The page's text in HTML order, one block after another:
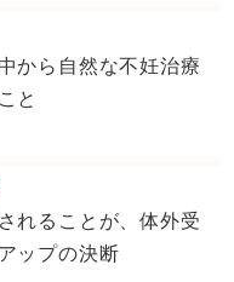
から自然な不妊治療
と
れることが、体外受
ップの決断